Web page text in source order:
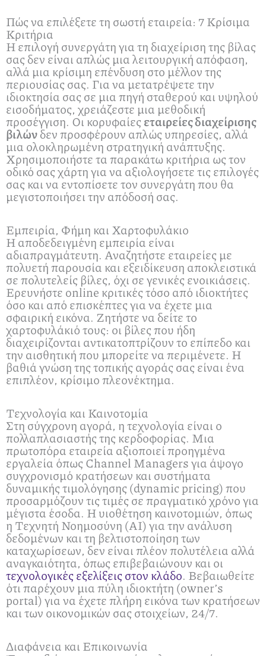
Πώς να επιλέξετε τη σωστή εταιρεία: 7 Κρίσιμα
Κριτήρια
Η επιλογή συνεργάτη για τη διαχείριση της βίλας
σας δεν είναι απλώς μια λειτουργική απόφαση,
αλλά μια κρίσιμη επένδυση στο μέλλον της
περιουσίας σας. Για να μετατρέψετε την
ιδιοκτησία σας σε μια πηγή σταθερού και υψηλού
εισοδήματος, χρειάζεστε μια μεθοδική
προσέγγιση. Οι κορυφαίες εταιρείες διαχείρισης
βιλώνδεν προσφέρουν απλώς υπηρεσίες, αλλά
μια ολοκληρωμένη στρατηγική ανάπτυξης.
Χρησιμοποιήστε τα παρακάτω κριτήρια ως τον
οδικό σας χάρτη για να αξιολογήσετε τις επιλογές
σας και να εντοπίσετε τον συνεργάτη που θα
μεγιστοποιήσει την απόδοσή σας.
Εμπειρία, Φήμη και Χαρτοφυλάκιο
Η αποδεδειγμένη εμπειρία είναι
αδιαπραγμάτευτη. Αναζητήστε εταιρείες με
πολυετή παρουσία και εξειδίκευση αποκλειστικά
σε πολυτελείς βίλες, όχι σε γενικές ενοικιάσεις.
Ερευνήστε online κριτικές τόσο από ιδιοκτήτες
όσο και από επισκέπτες για να έχετε μια
σφαιρική εικόνα. Ζητήστε να δείτε το
χαρτοφυλάκιό τους: οι βίλες που ήδη
διαχειρίζονται αντικατοπτρίζουν το επίπεδο και
την αισθητική που μπορείτε να περιμένετε. Η
βαθιά γνώση της τοπικής αγοράς σας είναι ένα
επιπλέον, κρίσιμο πλεονέκτημα.
Τεχνολογία και Καινοτομία
Στη σύγχρονη αγορά, η τεχνολογία είναι ο
πολλαπλασιαστής της κερδοφορίας. Μια
πρωτοπόρα εταιρεία αξιοποιεί προηγμένα
εργαλεία όπως Channel Managers για άψογο
συγχρονισμό κρατήσεων και συστήματα
δυναμικής τιμολόγησης (dynamic pricing) που
προσαρμόζουν τις τιμές σε πραγματικό χρόνο για
μέγιστα έσοδα. Η υιοθέτηση καινοτομιών, όπως
η Τεχνητή Νοημοσύνη (AI) για την ανάλυση
δεδομένων και τη βελτιστοποίηση των
καταχωρίσεων, δεν είναι πλέον πολυτέλεια αλλά
αναγκαιότητα, όπως επιβεβαιώνουν και οι
τεχνολογικές εξελίξεις στον κλάδο. Βεβαιωθείτε
ότι παρέχουν μια πύλη ιδιοκτήτη (owner’s
portal) για να έχετε πλήρη εικόνα των κρατήσεων
και των οικονομικών σας στοιχείων, 24/7.
Διαφάνεια και Επικοινωνία